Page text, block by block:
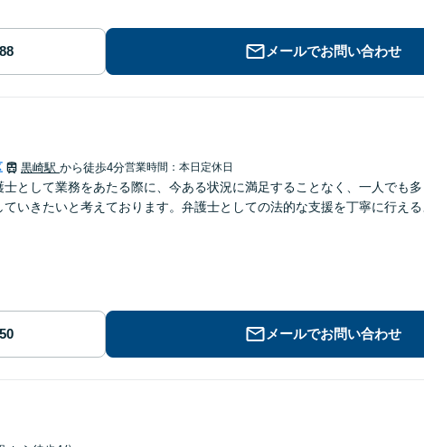
メールでお問い合わせ
黒崎駅 から徒歩4分営業時間：本日定休日
士として業務をあたる際に、今ある状況に満足することなく、一人でも
いきたいと考えております。弁護士としての法的な支援を丁寧に行え
メールでお問い合わせ